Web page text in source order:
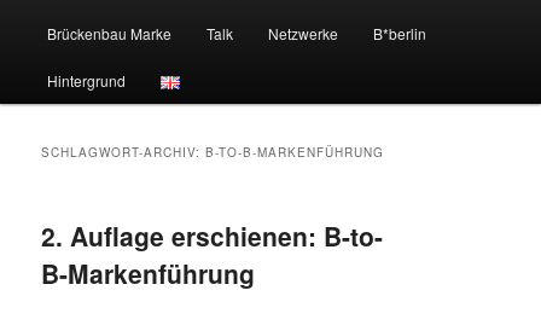
Brückenbau Marke Talk Netzwerke B*berlin
Hintergrund
SCHLAGWORT-ARCHIV:B-TO-B-MARKENFÜHRUNG
2. Auflage erschienen: B-to-
B-Markenführung